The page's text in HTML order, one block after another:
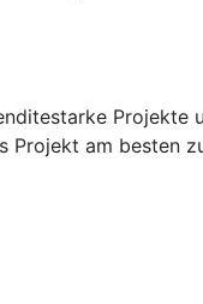
Projekte
am besten